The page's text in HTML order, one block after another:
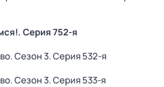
. Серия 752-я
. Сезон 3. Серия 532-я
. Сезон 3. Серия 533-я